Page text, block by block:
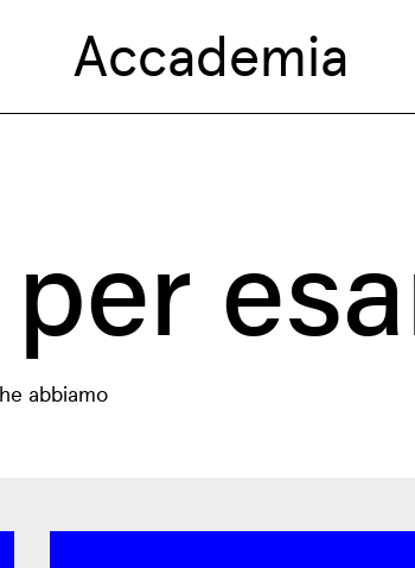
Accademia
abbiamo